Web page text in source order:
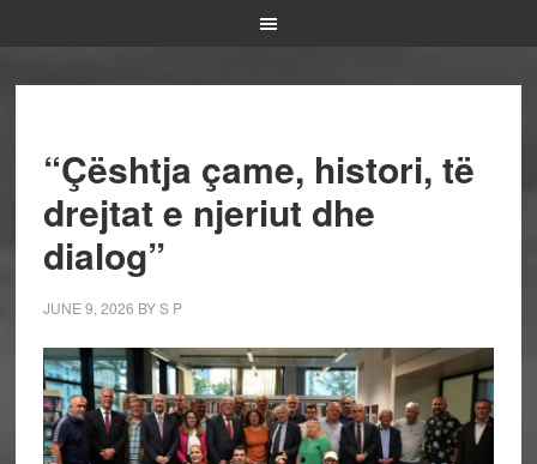
“Çështja çame, histori, të
drejtat e njeriut dhe
dialog”
JUNE 9, 2026 BYS P